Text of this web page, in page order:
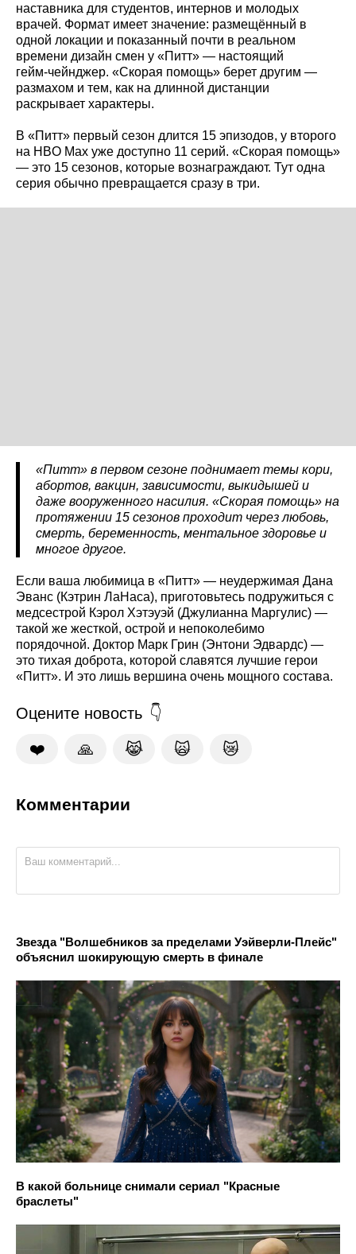
наставника для студентов, интернов и молодых
врачей. Формат имеет значение: размещённый в
одной локации и показанный почти в реальном
времени дизайн смен у «Питт» — настоящий
гейм‑чейнджер. «Скорая помощь» берет другим —
размахом и тем, как на длинной дистанции
раскрывает характеры.
В «Питт» первый сезон длится 15 эпизодов, у второго
на HBO Max уже доступно 11 серий. «Скорая помощь»
— это 15 сезонов, которые вознаграждают. Тут одна
серия обычно превращается сразу в три.
«Питт» в первом сезоне поднимает темы кори,
абортов, вакцин, зависимости, выкидышей и
даже вооруженного насилия. «Скорая помощь» на
протяжении 15 сезонов проходит через любовь,
смерть, беременность, ментальное здоровье и
многое другое.
Если ваша любимица в «Питт» — неудержимая Дана
Эванс (Кэтрин ЛаНаса), приготовьтесь подружиться с
медсестрой Кэрол Хэтэуэй (Джулианна Маргулис) —
такой же жесткой, острой и непоколебимо
порядочной. Доктор Марк Грин (Энтони Эдвардс) —
это тихая доброта, которой славятся лучшие герои
«Питт». И это лишь вершина очень мощного состава.
Оцените новость
❤️ 🙏 😹 🙀 😿
Комментарии
Звезда "Волшебников за пределами Уэйверли-Плейс"
объяснил шокирующую смерть в финале
В какой больнице снимали сериал "Красные
браслеты"